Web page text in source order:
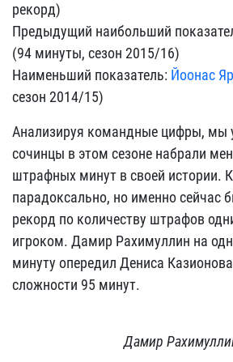
рекорд)
Предыдущий наибольший
(94 минуты, сезон 2015/16)
Наименьший показатель: Йоонас
сезон 2014/15)
Анализируя командные цифры, мы
сочинцы в этом сезоне набрали
штрафных минут в своей истории.
парадоксально, но именно сейчас
рекорд по количеству штрафов
игроком. Дамир Рахимуллин на
минуту опередил Дениса
сложности 95 минут.
Дамир